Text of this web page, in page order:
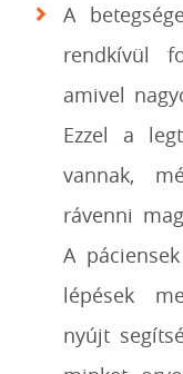
A
rendkívül
amivel
Ezzel a
vannak,
rávenni
A
lépések
nyújt